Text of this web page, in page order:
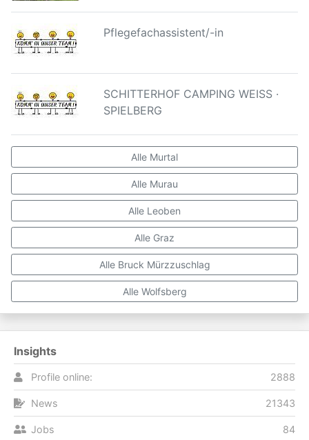
Pflegefachassistent/-in
SCHITTERHOF CAMPING WEISS ·
SPIELBERG
Alle Murtal
Alle Murau
Alle Leoben
Alle Graz
Alle Bruck Mürzzuschlag
Alle Wolfsberg
Insights
Profile online: 2888
News 21343
Jobs 84